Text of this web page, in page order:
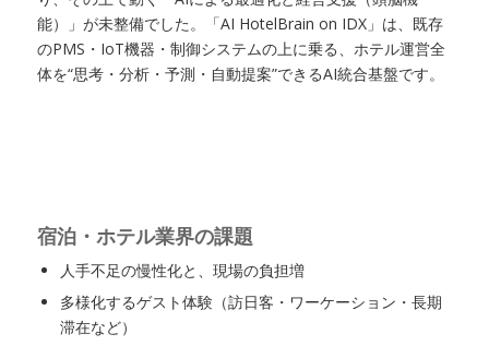
能）」が未整備でした。「AI HotelBrain on IDX」は、既存
のPMS・IoT機器・制御システムの上に乗る、ホテル運営全
体を“思考・分析・予測・自動提案”できるAI統合基盤です。
宿泊・ホテル業界の課題
人手不足の慢性化と、現場の負担増
多様化するゲスト体験（訪日客・ワーケーション・長期
滞在など）